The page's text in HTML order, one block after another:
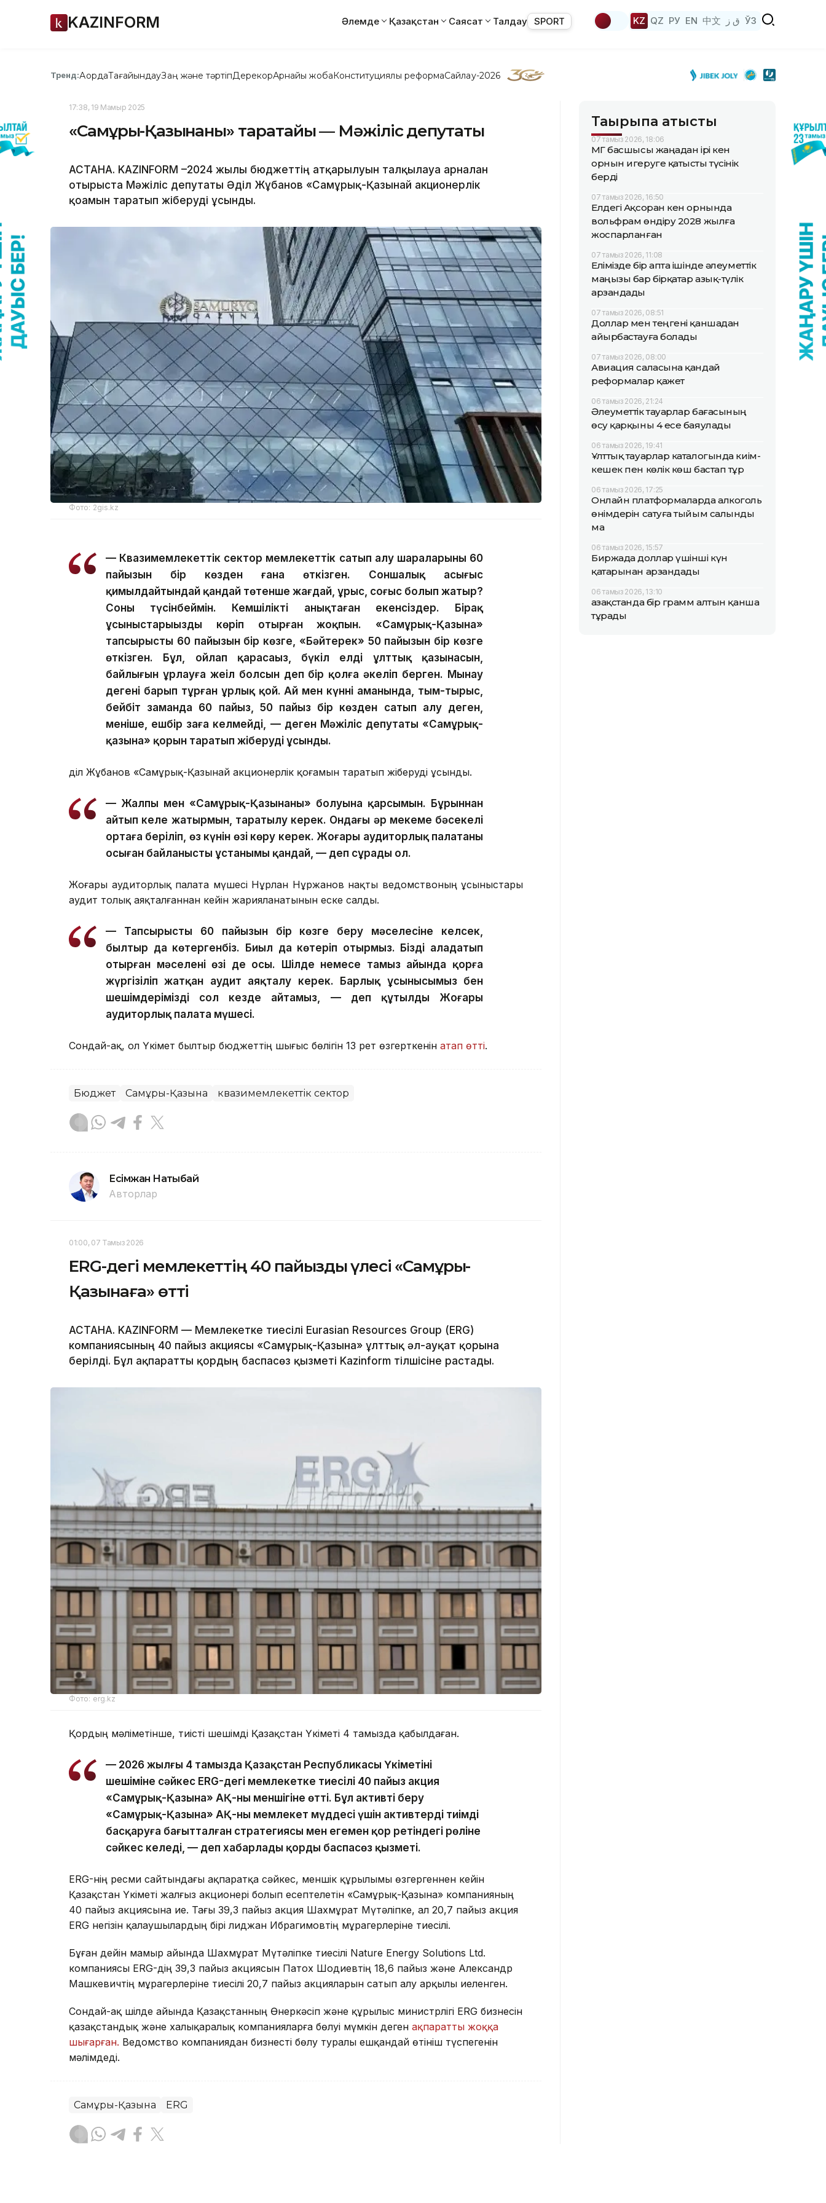
KAZINFORM Әлемде Қазақстан Саясат Талдау SPORT KZ QZ РУ EN 中文 ق ز ЎЗ
Тренд:АқордаТағайындауЗаң және тәртіпДерекқорАрнайы жобаКонституциялық реформаСайлау-2026
17:38, 19 Мамыр 2025
«Самұрық-Қазынаны» таратайық — Мәжіліс депутаты
АСТАНА. KAZINFORM –2024 жылғы бюджеттің атқарылуын талқылауға арналған
отырыста Мәжіліс депутаты Әділ Жұбанов «Самұрық-Қазынай акционерлік
қоғамын таратып жіберуді ұсынды.
Фото: 2gis.kz
— Квазимемлекеттік сектор мемлекеттік сатып алу шараларының 60
пайызын бір көзден ғана өткізген. Соншалық асығыс
қимылдайтындай қандай төтенше жағдай, ұрыс, соғыс болып жатыр?
Соны түсінбеймін. Кемшілікті анықтаған екенсіздер. Бірақ
ұсыныстарыңызды көріп отырған жоқпын. «Самұрық-Қазына»
тапсырыстың 60 пайызын бір көзге, «Бәйтерек» 50 пайызын бір көзге
өткізген. Бұл, ойлап қарасаңыз, бүкіл елдің ұлттық қазынасын,
байлығын ұрлауға жеңіл болсын деп бір қолға әкеліп берген. Мынау
дегенің барып тұрған ұрлық қой. Ай мен күннің аманында, тым-тырыс,
бейбіт заманда 60 пайыз, 50 пайыз бір көзден сатып алу деген,
меніңше, ешбір заңға келмейді, — деген Мәжіліс депутаты «Самұрық-
қазына» қорын таратып жіберуді ұсынды.
Әділ Жұбанов «Самұрық-Қазынай акционерлік қоғамын таратып жіберуді ұсынды.
— Жалпы мен «Самұрық-Қазынаның» болуына қарсымын. Бұрыннан
айтып келе жатырмын, таратылу керек. Ондағы әр мекеме бәсекелі
ортаға беріліп, өз күнін өзі көру керек. Жоғары аудиторлық палатаның
осыған байланысты ұстанымы қандай, — деп сұрады ол.
Жоғары аудиторлық палата мүшесі Нұрлан Нұржанов нақты ведомствоның ұсыныстары
аудит толық аяқталғаннан кейін жарияланатынын еске салды.
— Тапсырыстың 60 пайызын бір көзге беру мәселесіне келсек,
былтыр да көтергенбіз. Биыл да көтеріп отырмыз. Бізді алаңдатып
отырған мәселенің өзі де осы. Шілде немесе тамыз айында қорға
жүргізіліп жатқан аудит аяқталу керек. Барлық ұсынысымыз бен
шешімдерімізді сол кезде айтамыз, — деп құтылды Жоғары
аудиторлық палата мүшесі.
Сондай-ақ, ол Үкімет былтыр бюджеттің шығыс бөлігін 13 рет өзгерткенін атап өтті.
Бюджет Самұрық-Қазына квазимемлекеттік сектор
Есімжан Нақтыбай
Авторлар
01:00, 07 Тамыз 2026
ERG-дегі мемлекеттің 40 пайыздық үлесі «Самұрық-
Қазынаға» өтті
АСТАНА. KAZINFORM — Мемлекетке тиесілі Eurasian Resources Group (ERG)
компаниясының 40 пайыз акциясы «Самұрық-Қазына» ұлттық әл-ауқат қорына
берілді. Бұл ақпаратты қордың баспасөз қызметі Kazinform тілшісіне растады.
Фото: erg.kz
Қордың мәліметінше, тиісті шешімді Қазақстан Үкіметі 4 тамызда қабылдаған.
— 2026 жылғы 4 тамызда Қазақстан Республикасы Үкіметінің
шешіміне сәйкес ERG-дегі мемлекетке тиесілі 40 пайыз акция
«Самұрық-Қазына» АҚ-ның меншігіне өтті. Бұл активті беру
«Самұрық-Қазына» АҚ-ның мемлекет мүддесі үшін активтерді тиімді
басқаруға бағытталған стратегиясы мен егемен қор ретіндегі рөліне
сәйкес келеді, — деп хабарлады қордың баспасөз қызметі.
ERG-нің ресми сайтындағы ақпаратқа сәйкес, меншік құрылымы өзгергеннен кейін
Қазақстан Үкіметі жалғыз акционері болып есептелетін «Самұрық-Қазына» компанияның
40 пайыз акциясына ие. Тағы 39,3 пайыз акция Шахмұрат Мүтәліпке, ал 20,7 пайыз акция
ERG негізін қалаушылардың бірі Әлиджан Ибрагимовтің мұрагерлеріне тиесілі.
Бұған дейін мамыр айында Шахмұрат Мүтәліпке тиесілі Nature Energy Solutions Ltd.
компаниясы ERG-дің 39,3 пайыз акциясын Патох Шодиевтің 18,6 пайыз және Александр
Машкевичтің мұрагерлеріне тиесілі 20,7 пайыз акцияларын сатып алу арқылы иеленген.
Сондай-ақ шілде айында Қазақстанның Өнеркәсіп және құрылыс министрлігі ERG бизнесін
қазақстандық және халықаралық компанияларға бөлуі мүмкін деген ақпаратты жоққа
шығарған. Ведомство компаниядан бизнесті бөлу туралы ешқандай өтініш түспегенін
мәлімдеді.
Самұрық-Қазына ERG
Тақырыпқа қатысты
07 тамыз 2026, 18:06
ҚМГ басшысы жаңадан ірі кен
орнын игеруге қатысты түсінік
берді
07 тамыз 2026, 16:50
Елдегі Ақсоран кен орнында
вольфрам өндіру 2028 жылға
жоспарланған
07 тамыз 2026, 11:08
Елімізде бір апта ішінде әлеуметтік
маңызы бар бірқатар азық-түлік
арзандады
07 тамыз 2026, 08:51
Доллар мен теңгені қаншадан
айырбастауға болады
07 тамыз 2026, 08:00
Авиация саласына қандай
реформалар қажет
06 тамыз 2026, 21:24
Әлеуметтік тауарлар бағасының
өсу қарқыны 4 есе баяулады
06 тамыз 2026, 19:41
Ұлттық тауарлар каталогында киім-
кешек пен көлік көш бастап тұр
06 тамыз 2026, 17:25
Онлайн платформаларда алкоголь
өнімдерін сатуға тыйым салынды
ма
06 тамыз 2026, 15:57
Биржада доллар үшінші күн
қатарынан арзандады
06 тамыз 2026, 13:10
Қазақстанда бір грамм алтын қанша
тұрады